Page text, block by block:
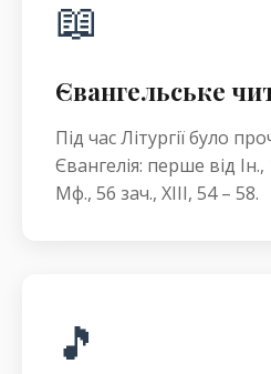
📖
Євангельське
Під час Літургії було
Євангелія: перше від Ін.,
Мф., 56 зач., XIII, 54 – 58.
🎵